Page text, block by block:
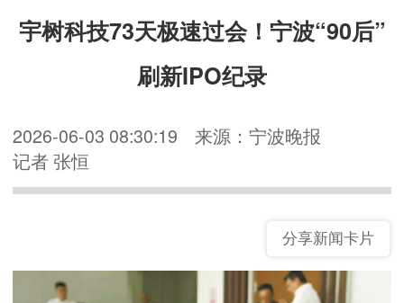
宇树科技73天极速过会！宁波“90后”
刷新IPO纪录
2026-06-03 08:30:19
来源：宁波晚报
记者 张恒
分享新闻卡片